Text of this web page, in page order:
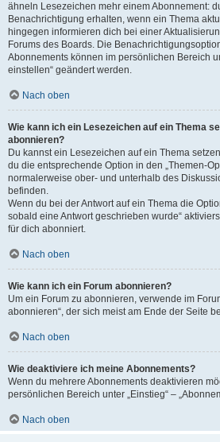
ähneln Lesezeichen mehr einem Abonnement:
Benachrichtigung erhalten, wenn ein Thema
hingegen informieren dich bei einer
Forums des Boards. Die
Abonnements können im persönlichen Bereich
einstellen“ geändert werden.
Nach oben
Wie kann ich ein Lesezeichen auf ein Thema
abonnieren?
Du kannst ein Lesezeichen auf ein Thema
du die entsprechende Option in den „Themen-
normalerweise ober- und unterhalb des
befinden.
Wenn du bei der Antwort auf ein Thema die
sobald eine Antwort geschrieben wurde“
für dich abonniert.
Nach oben
Wie kann ich ein Forum abonnieren?
Um ein Forum zu abonnieren, verwende im
abonnieren“, der sich meist am Ende der Seite
Nach oben
Wie deaktiviere ich meine Abonnements?
Wenn du mehrere Abonnements deaktivieren
persönlichen Bereich unter „Einstieg“ –
Nach oben